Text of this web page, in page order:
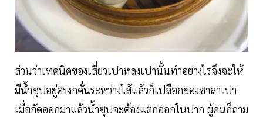
ส่วนว่าเทคนิคของเสี่ยวเปาหลงเปานั้นทำอย่างไรจึงจะให้
มีน้ำซุปอยู่ตรงกคั่นระหว่างไส้แล้วก็เปลือกของซาลาเปา
เมื่อกัดออกมาแล้วน้ำซุปจะต้องแตกออกในปาก ผู้คนก็ถาม